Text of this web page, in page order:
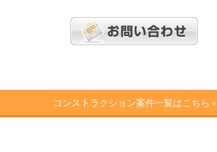
コンストラクション案件一覧はこちら »